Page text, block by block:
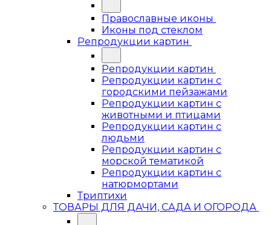
Православные иконы
Иконы под стеклом
Репродукции картин
Репродукции картин
Репродукции картин с
городскими пейзажами
Репродукции картин с
животными и птицами
Репродукции картин с
людьми
Репродукции картин с
морской тематикой
Репродукции картин с
натюрмортами
Триптихи
ТОВАРЫ ДЛЯ ДАЧИ, САДА И ОГОРОДА